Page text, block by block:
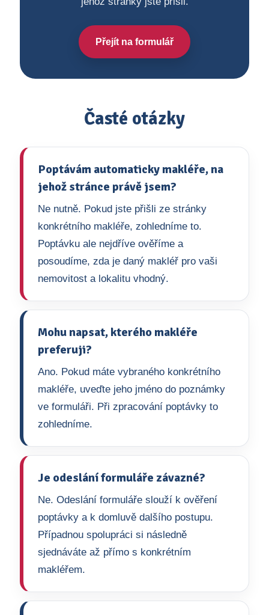
Přejít na formulář
Časté otázky
Poptávám automaticky makléře, na
jehož stránce právě jsem?
Ne nutně. Pokud jste přišli ze stránky
konkrétního makléře, zohledníme to.
Poptávku ale nejdříve ověříme a
posoudíme, zda je daný makléř pro vaši
nemovitost a lokalitu vhodný.
Mohu napsat, kterého makléře
preferuji?
Ano. Pokud máte vybraného konkrétního
makléře, uveďte jeho jméno do poznámky
ve formuláři. Při zpracování poptávky to
zohledníme.
Je odeslání formuláře závazné?
Ne. Odeslání formuláře slouží k ověření
poptávky a k domluvě dalšího postupu.
Případnou spolupráci si následně
sjednáváte až přímo s konkrétním
makléřem.